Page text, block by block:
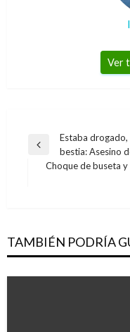
Ver
Navegación
Entrada
anterior
Estaba
bestia: Asesino
Choque de buseta
TAMBIÉN PODRÍA